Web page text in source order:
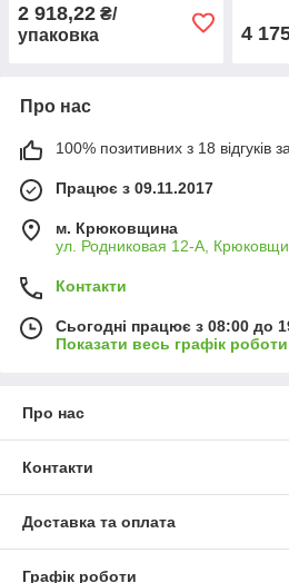
Технології
2 918,22 ₴/
упаковка
4
Про нас
100% позитивних з 18 відгуків
Працює з 09.11.2017
м. Крюковщина
ул. Родниковая 12-А,
Контакти
Сьогодні працює з 08:00 до
Показати весь графік роботи
Про нас
Контакти
Доставка та оплата
Графік роботи